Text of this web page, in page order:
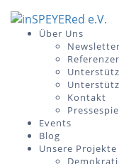
Skip
Über Uns
Newsletter
Kontakt
Events
Blog
Unsere Projekte